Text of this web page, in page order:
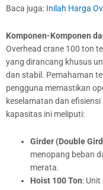
Baca juga: Inilah Harga
Komponen-Komponen
Overhead crane 100 ton
yang dirancang khusus
dan stabil. Pemahaman
pengguna memastikan
keselamatan dan
kapasitas ini meliputi:
Girder (Double
menopang beban
merata.
Hoist 100 Ton: